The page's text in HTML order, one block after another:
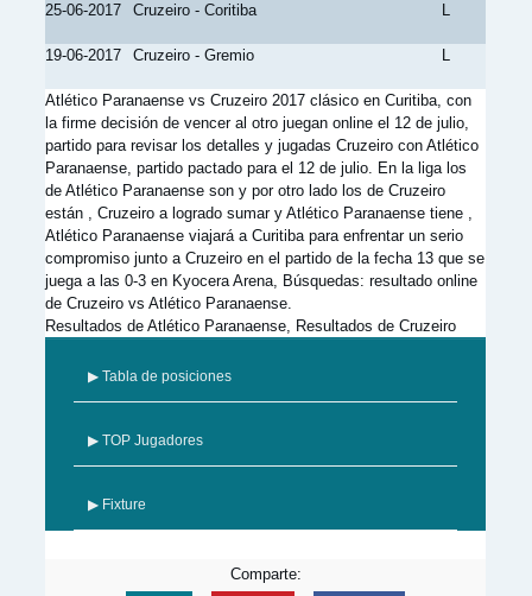
25-06-2017 Cruzeiro - Coritiba L
19-06-2017 Cruzeiro - Gremio L
Atlético Paranaense vs Cruzeiro 2017 clásico en Curitiba, con
la firme decisión de vencer al otro juegan online el 12 de julio,
partido para revisar los detalles y jugadas Cruzeiro con Atlético
Paranaense, partido pactado para el 12 de julio. En la liga los
de Atlético Paranaense son y por otro lado los de Cruzeiro
están , Cruzeiro a logrado sumar y Atlético Paranaense tiene ,
Atlético Paranaense viajará a Curitiba para enfrentar un serio
compromiso junto a Cruzeiro en el partido de la fecha 13 que se
juega a las 0-3 en Kyocera Arena, Búsquedas: resultado online
de Cruzeiro vs Atlético Paranaense.
Resultados de Atlético Paranaense, Resultados de Cruzeiro
▶ Tabla de posiciones
▶ TOP Jugadores
▶ Fixture
Comparte: